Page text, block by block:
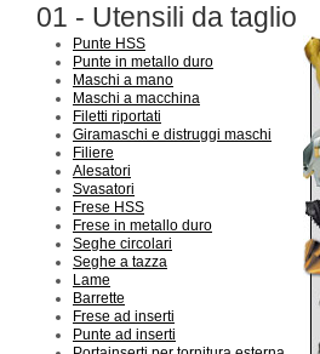
01 - Utensili da taglio
Punte HSS
Punte in metallo duro
Maschi a mano
Maschi a macchina
Filetti riportati
Giramaschi e distruggi maschi
Filiere
Alesatori
Svasatori
Frese HSS
Frese in metallo duro
Seghe circolari
Seghe a tazza
Lame
Barrette
Frese ad inserti
Punte ad inserti